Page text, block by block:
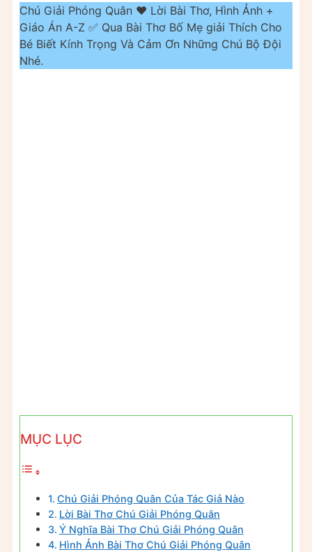
Chú Giải Phóng Quân ❤️️ Lời Bài Thơ, Hình Ảnh +
Giáo Án A-Z ✅ Qua Bài Thơ Bố Mẹ giải Thích Cho
Bé Biết Kính Trọng Và Cảm Ơn Những Chú Bộ Đội
Nhé.
MỤC LỤC
Chú Giải Phóng Quân Của Tác Giả Nào
Lời Bài Thơ Chú Giải Phóng Quân
Ý Nghĩa Bài Thơ Chú Giải Phóng Quân
Hình Ảnh Bài Thơ Chú Giải Phóng Quân